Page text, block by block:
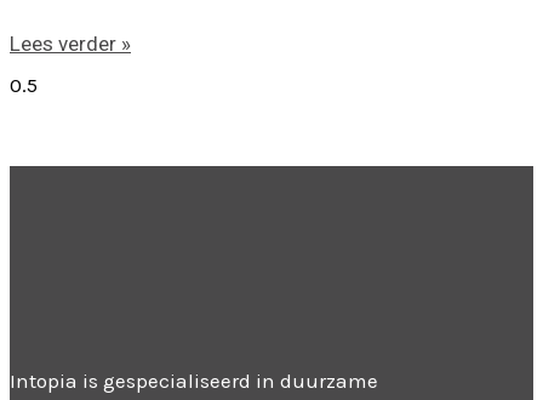
Lees verder »
Intopia is gespecialiseerd in duurzame